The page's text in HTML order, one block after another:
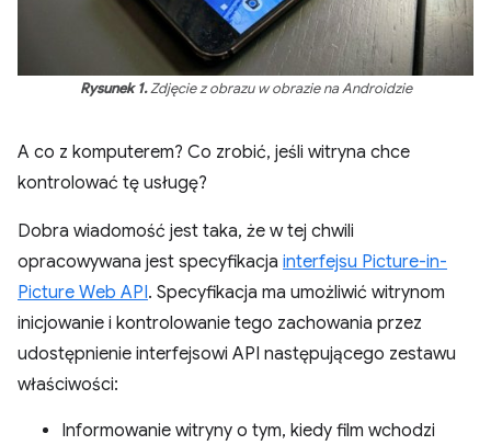
Rysunek 1.Zdjęcie z obrazu w obrazie na Androidzie
A co z komputerem? Co zrobić, jeśli witryna chce
kontrolować tę usługę?
Dobra wiadomość jest taka, że w tej chwili
opracowywana jest specyfikacja interfejsu Picture-in-
Picture Web API. Specyfikacja ma umożliwić witrynom
inicjowanie i kontrolowanie tego zachowania przez
udostępnienie interfejsowi API następującego zestawu
właściwości:
Informowanie witryny o tym, kiedy film wchodzi